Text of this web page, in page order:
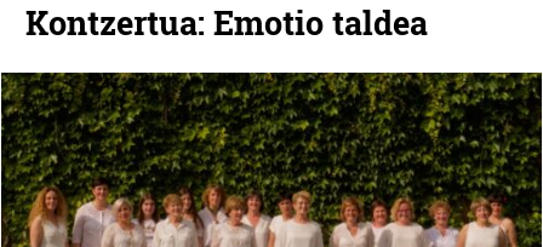
Kontzertua: Emotio taldea